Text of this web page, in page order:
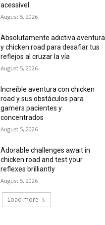
acessível
August 5, 2026
Absolutamente adictiva aventura
y chicken road para desafiar tus
reflejos al cruzar la vía
August 5, 2026
Increíble aventura con chicken
road y sus obstáculos para
gamers pacientes y
concentrados
August 5, 2026
Adorable challenges await in
chicken road and test your
reflexes brilliantly
August 5, 2026
Load more